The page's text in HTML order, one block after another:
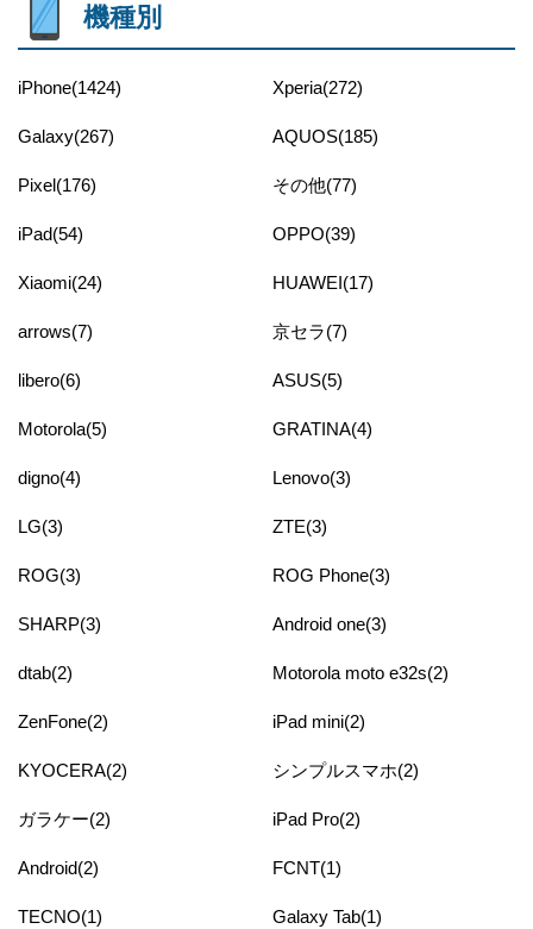
機種別
iPhone(1424) Xperia(272)
Galaxy(267) AQUOS(185)
Pixel(176) その他(77)
iPad(54) OPPO(39)
Xiaomi(24) HUAWEI(17)
arrows(7) 京セラ(7)
libero(6) ASUS(5)
Motorola(5) GRATINA(4)
digno(4) Lenovo(3)
LG(3) ZTE(3)
ROG(3) ROG Phone(3)
SHARP(3) Android one(3)
dtab(2) Motorola moto e32s(2)
ZenFone(2) iPad mini(2)
KYOCERA(2) シンプルスマホ(2)
ガラケー(2) iPad Pro(2)
Android(2) FCNT(1)
TECNO(1) Galaxy Tab(1)